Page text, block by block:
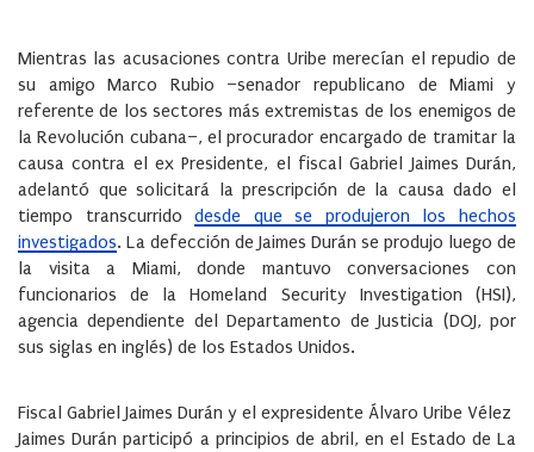
Mientras las acusaciones contra Uribe merecían el repudio de
su amigo Marco Rubio –senador republicano de Miami y
referente de los sectores más extremistas de los enemigos de
la Revolución cubana–, el procurador encargado de tramitar la
causa contra el ex Presidente, el fiscal Gabriel Jaimes Durán,
adelantó que solicitará la prescripción de la causa dado el
tiempo transcurridodesde que se produjeron los hechos
investigados. La defección de Jaimes Durán se produjo luego de
la visita a Miami, donde mantuvo conversaciones con
funcionarios de la Homeland Security Investigation (HSI),
agencia dependiente del Departamento de Justicia (DOJ, por
sus siglas en inglés) de los Estados Unidos.
Fiscal Gabriel Jaimes Durán y el expresidente Álvaro Uribe Vélez
Jaimes Durán participó a principios de abril, en el Estado de La